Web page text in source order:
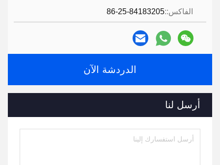
الفاكس::86-25-84183205
الدردشة الآن
أرسل لنا